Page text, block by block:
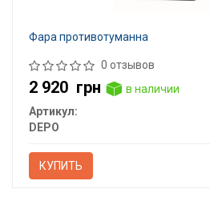
Фара противотуманна
0 отзывов
2 920 грн
в наличии
Артикул:
DEPO
КУПИТЬ